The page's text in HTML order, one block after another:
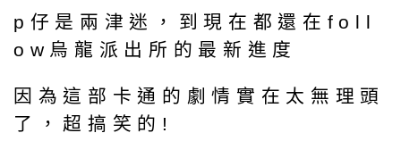
p仔是兩津迷，到現在都還在foll
ow烏龍派出所的最新進度
因為這部卡通的劇情實在太無理頭
了，超搞笑的!